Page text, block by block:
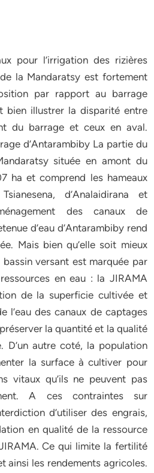
pour l’irrigation des rizières
la Mandaratsy est fortement
par rapport au barrage
bien illustrer la disparité entre
du barrage et ceux en aval.
d’Antarambiby La partie du
située en amont du
ha et comprend les hameaux
d’Analaidirana et
des canaux de
d’eau d’Antarambiby rend
Mais bien qu’elle soit mieux
versant est marquée par
en eau : la JIRAMA
de la superficie cultivée et
l’eau des canaux de captages
la quantité et la qualité
D’un autre coté, la population
la surface à cultiver pour
vitaux qu’ils ne peuvent pas
A ces contraintes sur
d’utiliser des engrais,
en qualité de la ressource
Ce qui limite la fertilité
ainsi les rendements agricoles.